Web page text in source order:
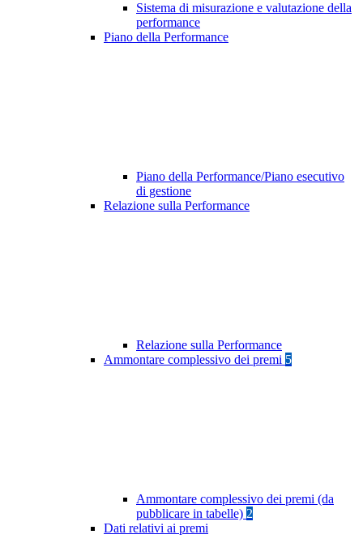
Sistema di misurazione e valutazione della
performance
Piano della Performance
Piano della Performance/Piano esecutivo
di gestione
Relazione sulla Performance
Relazione sulla Performance
Ammontare complessivo dei premi 5
Ammontare complessivo dei premi (da
pubblicare in tabelle) 2
Dati relativi ai premi